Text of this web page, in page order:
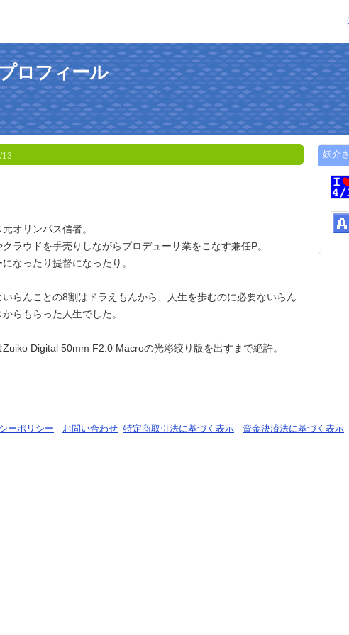
ロフィール
13
元オリンパス信者。
クラウドを手売りしながらプロデューサ業をこなす兼任P。
になったり提督になったり。
いらんことの8割は ドラえもんから、 人生を歩むのに必要ないらん
から もらった 人生でした。
Zuiko Digital 50mm F2.0 Macroの光彩絞り版を出すまで絶許。
妖介
ーポリシー - お問い合わせ- 特定商取引法に基づく表示 - 資金決済法に基づく表示 -